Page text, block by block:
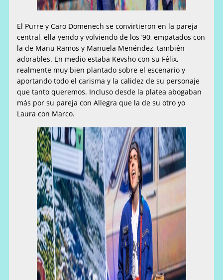
El Purre y Caro Domenech se convirtieron en la pareja
central, ella yendo y volviendo de los ’90, empatados con
la de Manu Ramos y Manuela Menéndez, también
adorables. En medio estaba Kevsho con su Félix,
realmente muy bien plantado sobre el escenario y
aportando todo el carisma y la calidez de su personaje
que tanto queremos. Incluso desde la platea abogaban
más por su pareja con Allegra que la de su otro yo
Laura con Marco.